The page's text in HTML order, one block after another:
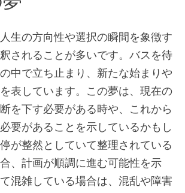
生の方向性や選択の瞬間を象徴す
されることが多いです。バスを待
中で立ち止まり、新たな始まりや
表しています。この夢は、現在の
を下す必要がある時や、これから
要があることを示しているかもし
が整然としていて整理されている
、計画が順調に進む可能性を示
混雑している場合は、混乱や障害